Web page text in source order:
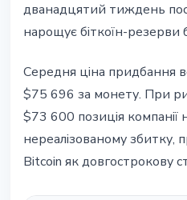
дванадцятий тиждень
нарощує біткоїн-резерви
Середня ціна придбання
$75 696 за монету. При
$73 600 позиція компанії
нереалізованому збитку,
Bitcoin як довгострокову